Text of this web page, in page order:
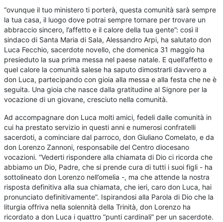
“ovunque il tuo ministero ti porterà, questa comunità sarà sempre
la tua casa, il luogo dove potrai sempre tornare per trovare un
abbraccio sincero, l’affetto e il calore della tua gente”: così il
sindaco di Santa Maria di Sala, Alessandro Arpi, ha salutato don
Luca Fecchio, sacerdote novello, che domenica 31 maggio ha
presieduto la sua prima messa nel paese natale. E quell’affetto e
quel calore la comunità salese ha saputo dimostrarli davvero a
don Luca, partecipando con gioia alla messa e alla festa che ne è
seguita. Una gioia che nasce dalla gratitudine al Signore per la
vocazione di un giovane, cresciuto nella comunità.
Ad accompagnare don Luca molti amici, fedeli dalle comunità in
cui ha prestato servizio in questi anni e numerosi confratelli
sacerdoti, a cominciare dal parroco, don Giuliano Comelato, e da
don Lorenzo Zannoni, responsabile del Centro diocesano
vocazioni. “Vederti rispondere alla chiamata di Dio ci ricorda che
abbiamo un Dio, Padre, che si prende cura di tutti i suoi figli - ha
sottolineato don Lorenzo nell’omelia -, ma che attende la nostra
risposta definitiva alla sua chiamata, che ieri, caro don Luca, hai
pronunciato definitivamente”. Ispirandosi alla Parola di Dio che la
liturgia offriva nella solennità della Trinità, don Lorenzo ha
ricordato a don Luca i quattro “punti cardinali” per un sacerdote.